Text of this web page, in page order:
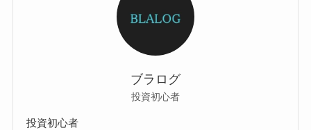
ブラログ
投資初心者
投資初心者